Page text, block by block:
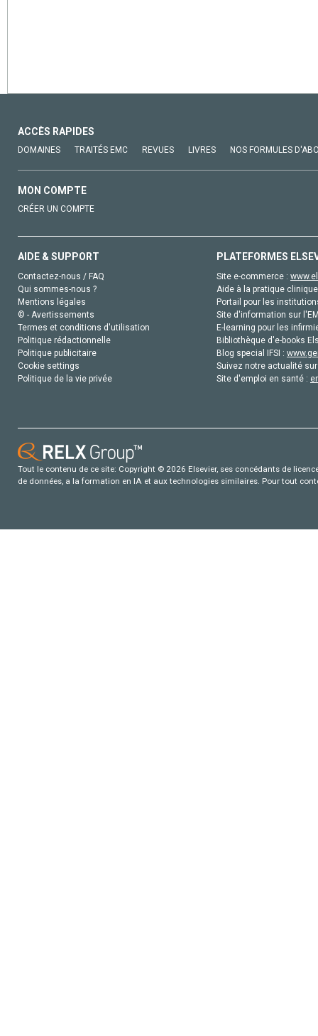
ACCÈS RAPIDES
DOMAINES TRAITÉS EMC REVUES LIVRES NOS FORMULES
MON COMPTE
CRÉER UN COMPTE
AIDE & SUPPORT
Contactez-nous / FAQ
Qui sommes-nous ?
Mentions légales
© - Avertissements
Termes et conditions d'utilisation
Politique rédactionnelle
Politique publicitaire
Cookie settings
Politique de la vie privée
PLATEFORMES
Site e-commerce :
Aide à la pratique
Portail pour les
Site d'information sur
E-learning pour les
Bibliothèque d'e-books
Blog special IFSI :
Suivez notre actualité
Site d'emploi en santé :
Tout le contenu de ce site: Copyright © 2026 Elsevier, ses concédants de
de données, a la formation en IA et aux technologies similaires. Pour tout